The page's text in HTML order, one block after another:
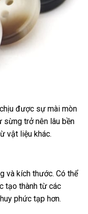
được sự mài mòn
sừng trở nên lâu bền
vật liệu khác.
và kích thước. Có thể
tạo thành từ các
phức tạp hơn.